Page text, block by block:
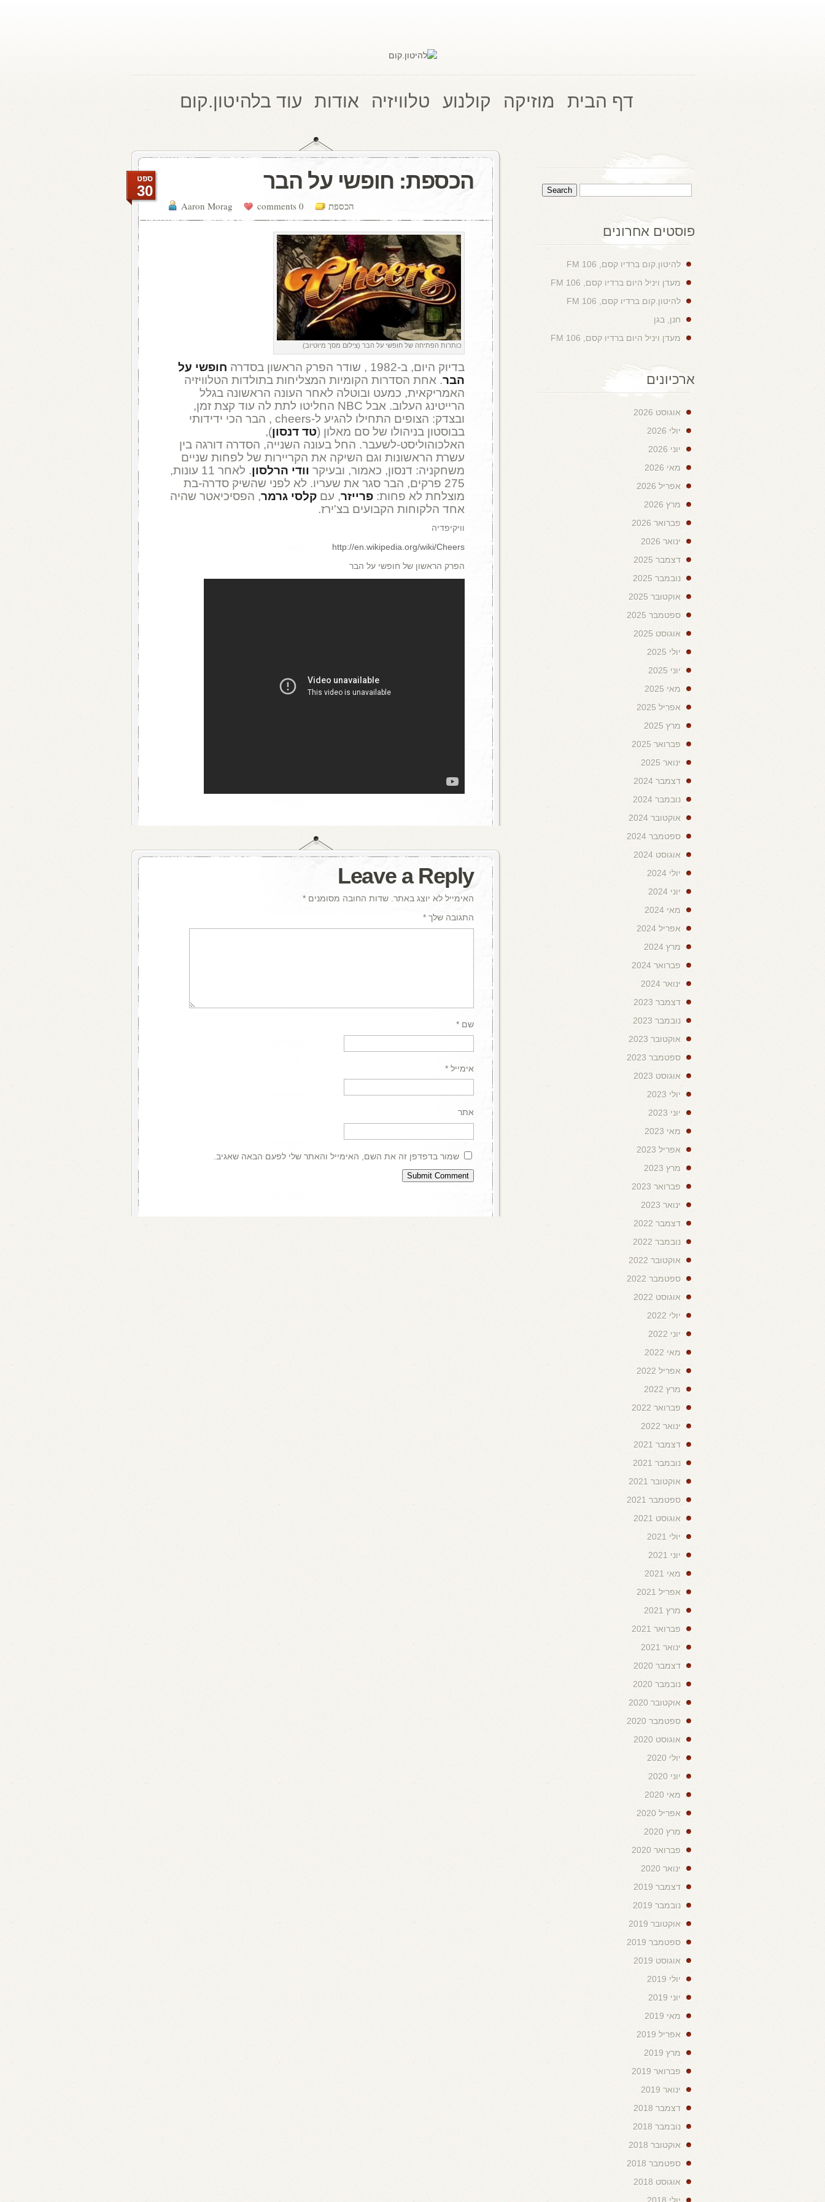
דף הבית מוזיקה קולנוע טלוויזיה אודות עוד בלהיטון.קום
הכספת: חופשי על הבר
Aaron Morag 0 comments הכספת
ספט
30
כותרות הפתיחה של חופשי על הבר (צילום מסך מיוטיוב)
בדיוק היום, ב-1982 , שודר הפרק הראשון בסדרה
חופשי על
הבר. אחת הסדרות הקומיות המצליחות בתולדות הטלוויזיה
האמריקאית, כמעט ובוטלה לאחר העונה הראשונה בגלל
הרייטינג העלוב. אבל NBC החליטו לתת לה עוד קצת זמן,
ובצדק: הצופים התחילו להגיע ל-cheers , הבר הכי ידידותי
בבוסטון בניהולו של סם מאלון (טד דנסון),
האלכוהוליסט-לשעבר. החל בעונה השנייה, הסדרה דורגה בין
עשרת הראשונות וגם השיקה את הקריירות של לפחות שניים
משחקניה: דנסון, כאמור, ובעיקר וודי הרלסון
. לאחר 11 עונות,
275 פרקים, הבר סגר את שעריו. לא לפני שהשיק סדרה-בת
מוצלחת לא פחות: פרייזר, עם קלסי גרמר, הפסיכיאטר שהיה
אחד הלקוחות הקבועים בצ'ירז.
וויקיפדיה
http://en.wikipedia.org/wiki/Cheers
הפרק הראשון של חופשי על הבר
Leave a Reply
האימייל לא יוצג באתר. שדות החובה מסומנים *
התגובה שלך *
שם *
אימייל *
אתר
שמור בדפדפן זה את השם, האימייל והאתר שלי לפעם הבאה שאגיב.
פוסטים אחרונים
להיטון.קום ברדיו קסם, 106 FM
מעדן ויניל היום ברדיו קסם, 106 FM
להיטון.קום ברדיו קסם, 106 FM
חנן, בגן
מעדן ויניל היום ברדיו קסם, 106 FM
ארכיונים
אוגוסט 2026
יולי 2026
יוני 2026
מאי 2026
אפריל 2026
מרץ 2026
פברואר 2026
ינואר 2026
דצמבר 2025
נובמבר 2025
אוקטובר 2025
ספטמבר 2025
אוגוסט 2025
יולי 2025
יוני 2025
מאי 2025
אפריל 2025
מרץ 2025
פברואר 2025
ינואר 2025
דצמבר 2024
נובמבר 2024
אוקטובר 2024
ספטמבר 2024
אוגוסט 2024
יולי 2024
יוני 2024
מאי 2024
אפריל 2024
מרץ 2024
פברואר 2024
ינואר 2024
דצמבר 2023
נובמבר 2023
אוקטובר 2023
ספטמבר 2023
אוגוסט 2023
יולי 2023
יוני 2023
מאי 2023
אפריל 2023
מרץ 2023
פברואר 2023
ינואר 2023
דצמבר 2022
נובמבר 2022
אוקטובר 2022
ספטמבר 2022
אוגוסט 2022
יולי 2022
יוני 2022
מאי 2022
אפריל 2022
מרץ 2022
פברואר 2022
ינואר 2022
דצמבר 2021
נובמבר 2021
אוקטובר 2021
ספטמבר 2021
אוגוסט 2021
יולי 2021
יוני 2021
מאי 2021
אפריל 2021
מרץ 2021
פברואר 2021
ינואר 2021
דצמבר 2020
נובמבר 2020
אוקטובר 2020
ספטמבר 2020
אוגוסט 2020
יולי 2020
יוני 2020
מאי 2020
אפריל 2020
מרץ 2020
פברואר 2020
ינואר 2020
דצמבר 2019
נובמבר 2019
אוקטובר 2019
ספטמבר 2019
אוגוסט 2019
יולי 2019
יוני 2019
מאי 2019
אפריל 2019
מרץ 2019
פברואר 2019
ינואר 2019
דצמבר 2018
נובמבר 2018
אוקטובר 2018
ספטמבר 2018
אוגוסט 2018